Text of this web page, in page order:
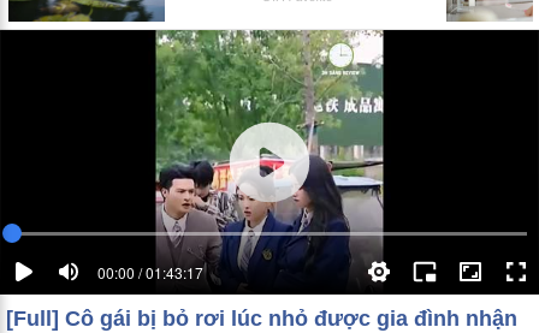
00:00 / 01:43:17
[Full] Cô gái bị bỏ rơi lúc nhỏ được gia đình nhận